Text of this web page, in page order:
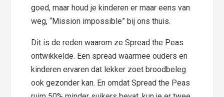
goed, maar houd je kinderen er maar eens van
weg, “Mission impossible” bij ons thuis.
Dit is de reden waarom ze Spread the Peas
ontwikkelde. Een spread waarmee ouders en
kinderen ervaren dat lekker zoet broodbeleg
ook gezonder kan. En omdat Spread the Peas